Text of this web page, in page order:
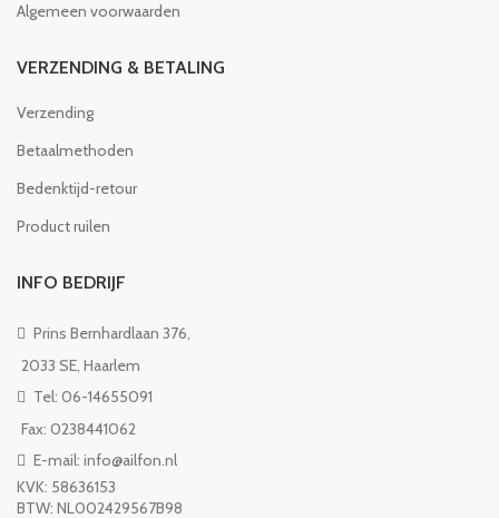
Algemeen voorwaarden
VERZENDING & BETALING
Verzending
Betaalmethoden
Bedenktijd-retour
Product ruilen
INFO BEDRIJF
Prins Bernhardlaan 376,
2033 SE, Haarlem
Tel: 06-14655091
Fax: 0238441062
E-mail: info@ailfon.nl
KVK: 58636153
BTW: NL002429567B98